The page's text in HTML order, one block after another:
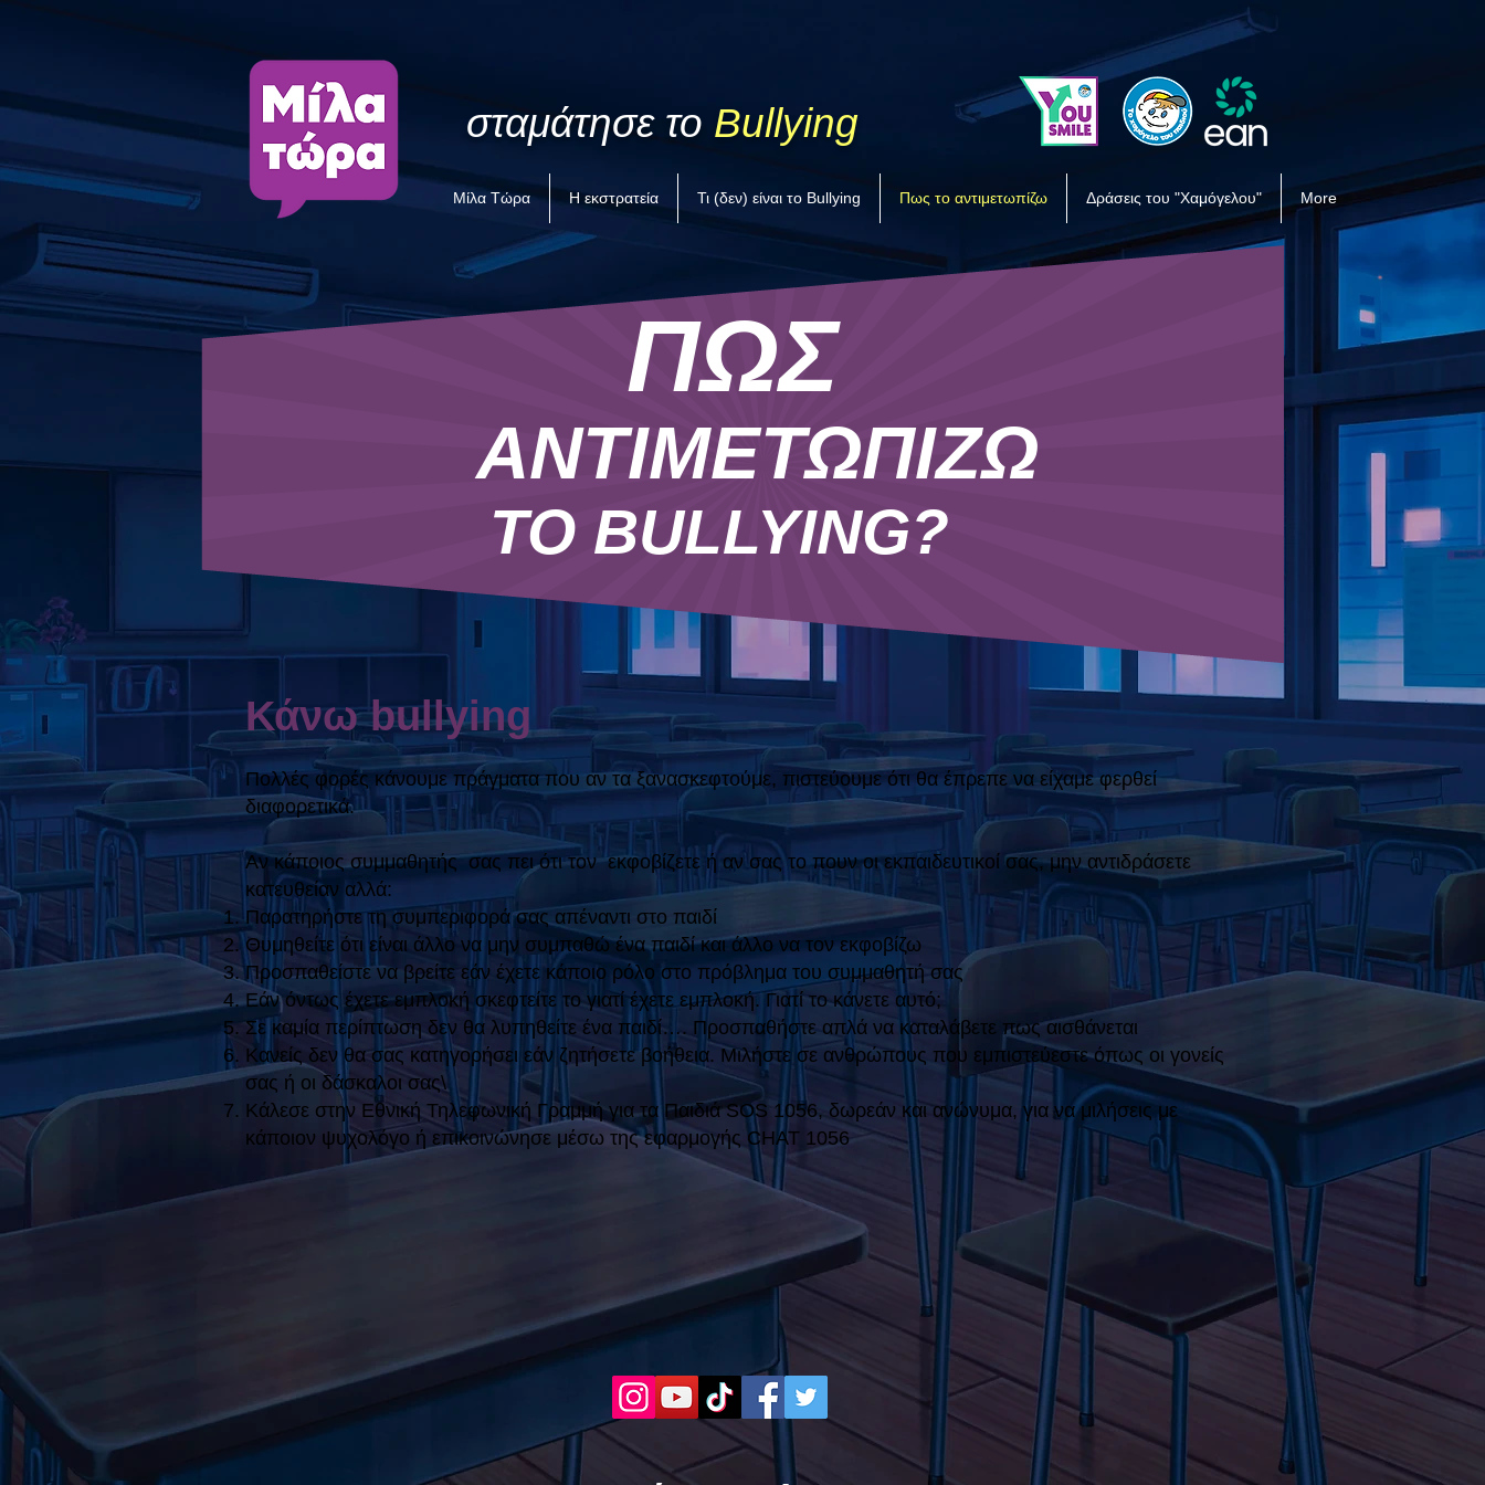
σταμάτησε το Bullying
Μίλα Τώρα Η εκστρατεία Τι (δεν) είναι το Bullying Πως το αντιμετωπίζω Δράσεις του "Χαμόγελου" More
Κάνω bullying
Πολλές φορές κάνουμε πράγματα που αν τα ξανασκεφτούμε, πιστεύουμε ότι θα έπρεπε να είχαμε φερθεί
διαφορετικά.
Αν κάποιος συμμαθητής σας πει ότι τον εκφοβίζετε ή αν σας το πουν οι εκπαιδευτικοί σας, μην αντιδράσετε
κατευθείαν αλλά:
Παρατηρήστε τη συμπεριφορά σας απέναντι στο παιδί
Θυμηθείτε ότι είναι άλλο να μην συμπαθώ ένα παιδί και άλλο να τον εκφοβίζω
Προσπαθείστε να βρείτε εάν έχετε κάποιο ρόλο στο πρόβλημα του συμμαθητή σας
Εάν όντως έχετε εμπλοκή σκεφτείτε το γιατί έχετε εμπλοκή. Γιατί το κάνετε αυτό;
Σε καμία περίπτωση δεν θα λυπηθείτε ένα παιδί…. Προσπαθήστε απλά να καταλάβετε πως αισθάνεται
Κανείς δεν θα σας κατηγορήσει εάν ζητήσετε βοήθεια. Μιλήστε σε ανθρώπους που εμπιστεύεστε όπως οι γονείς
σας ή οι δάσκαλοι σας\
Κάλεσε στην Εθνική Τηλεφωνική Γραμμή για τα Παιδιά SOS 1056, δωρεάν και ανώνυμα, για να μιλήσεις με
κάποιον ψυχολόγο ή επικοινώνησε μέσω της εφαρμογής CHAT 1056
ΑΝΤΙΜΕΤΩΠΙΖΩ
ΤΟ BULLYING?
ΠΩΣ